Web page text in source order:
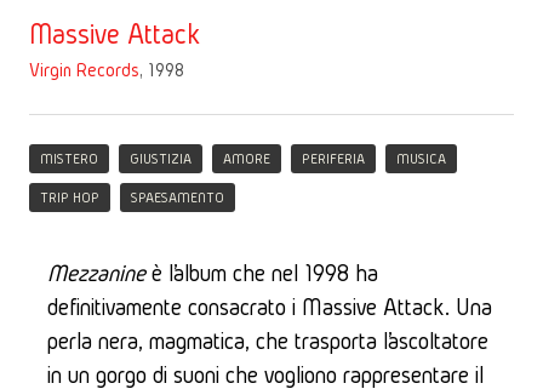
Massive Attack
Virgin Records, 1998
MISTERO GIUSTIZIA AMORE PERIFERIA MUSICA
TRIP HOP SPAESAMENTO
Mezzanine è l’album che nel 1998 ha
definitivamente consacrato i Massive Attack. Una
perla nera, magmatica, che trasporta l’ascoltatore
in un gorgo di suoni che vogliono rappresentare il